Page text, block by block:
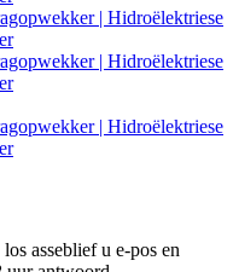
asseblief u e-pos en